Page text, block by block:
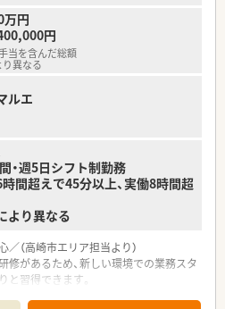
万円
円
当を含んだ総額
異なる
ルエ
間・週5日シフト制勤務
間超えで45分以上、実働8時間超
より異なる
（高崎市エリア担当より）
修があるため、新しい環境での業務スタ
習得できます。